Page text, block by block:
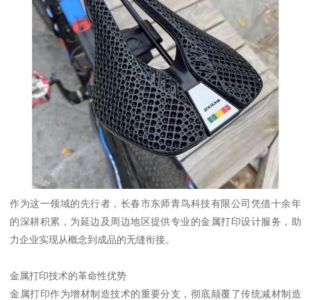
作为这一领域的先行者，长春市东师青鸟科技有限公司凭借十余年
的深耕积累，为延边及周边地区提供专业的金属打印设计服务，助
力企业实现从概念到成品的无缝衔接。
金属打印技术的革命性优势
金属打印作为增材制造技术的重要分支，彻底颠覆了传统减材制造